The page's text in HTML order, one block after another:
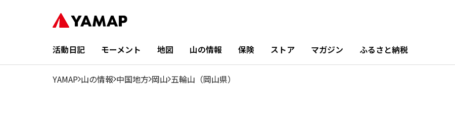
活動日記 モーメント 地図 山の情報 保険 ストア マガジン ふるさと納税
YAMAP 山の情報 中国地方 岡山 五輪山（岡山県）
4月 5月 6月
20% 17.5% 21.67% 0.84% 11.67% 6.67% 11.67% 8.34%0.84%